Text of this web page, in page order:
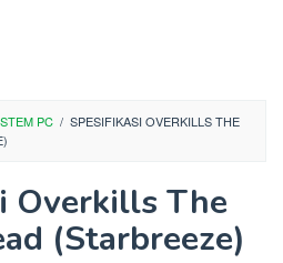
PC / SPESIFIKASI OVERKILLS THE
Overkills The
(Starbreeze)